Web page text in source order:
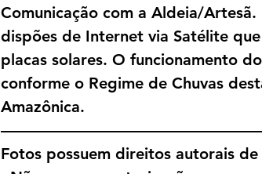
Comunicação com a Aldeia/
dispões de Internet via Satélite
placas solares. O funcionamento
conforme o Regime de Chuvas
Amazônica.
Fotos possuem direitos autorais de